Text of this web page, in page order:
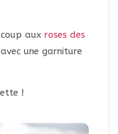
aux roses des
une garniture
!